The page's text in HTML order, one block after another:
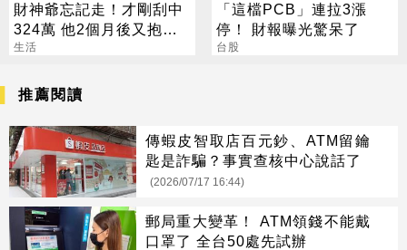
財神爺忘記走！才剛刮中
324萬 他2個月後又抱回
3243萬
生活
「這檔PCB」連拉3漲
停！ 財報曝光驚呆了
台股
推薦閱讀
傳蝦皮智取店百元鈔、ATM留鑰
匙是詐騙？事實查核中心說話了
(2026/07/17 16:44)
郵局重大變革！ ATM領錢不能戴
口罩了 全台50處先試辦